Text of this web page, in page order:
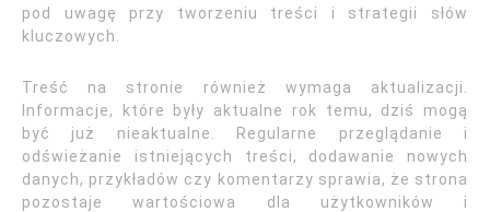
pod uwagę przy tworzeniu treści i strategii słów
kluczowych.
Treść na stronie również wymaga aktualizacji.
Informacje, które były aktualne rok temu, dziś mogą
być już nieaktualne. Regularne przeglądanie i
odświeżanie istniejących treści, dodawanie nowych
danych, przykładów czy komentarzy sprawia, że strona
pozostaje wartościowa dla użytkowników i